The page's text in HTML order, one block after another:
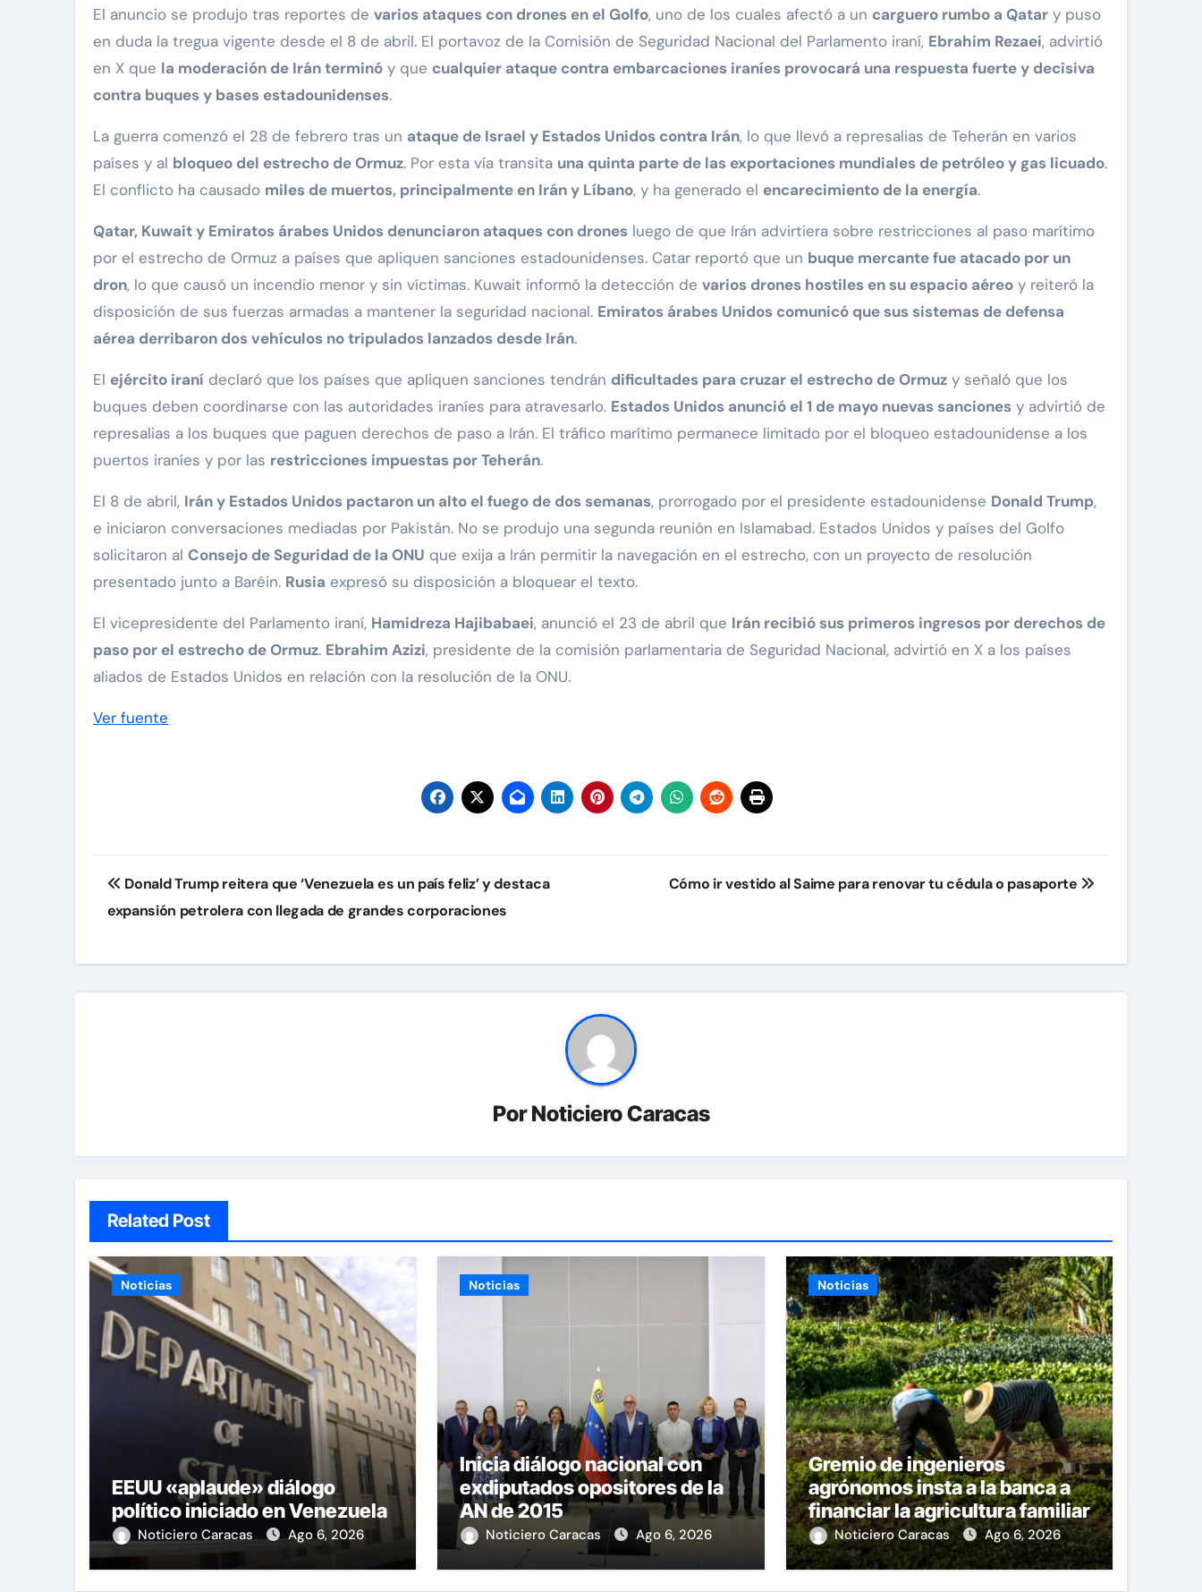
El anuncio se produjo tras reportes de varios ataques con drones en el Golfo, uno de los cuales afectó a un carguero rumbo a Qatar y puso
en duda la tregua vigente desde el 8 de abril. El portavoz de la Comisión de Seguridad Nacional del Parlamento iraní, Ebrahim Rezaei, advirtió
en X que la moderación de Irán terminó y que cualquier ataque contra embarcaciones iraníes provocará una respuesta fuerte y decisiva
contra buques y bases estadounidenses.
La guerra comenzó el 28 de febrero tras un ataque de Israel y Estados Unidos contra Irán, lo que llevó a represalias de Teherán en varios
países y al bloqueo del estrecho de Ormuz. Por esta vía transita una quinta parte de las exportaciones mundiales de petróleo y gas licuado.
El conflicto ha causado miles de muertos, principalmente en Irán y Líbano, y ha generado el encarecimiento de la energía.
Qatar, Kuwait y Emiratos árabes Unidos denunciaron ataques con drones luego de que Irán advirtiera sobre restricciones al paso marítimo
por el estrecho de Ormuz a países que apliquen sanciones estadounidenses. Catar reportó que un buque mercante fue atacado por un
dron, lo que causó un incendio menor y sin víctimas. Kuwait informó la detección de varios drones hostiles en su espacio aéreo y reiteró la
disposición de sus fuerzas armadas a mantener la seguridad nacional. Emiratos árabes Unidos comunicó que sus sistemas de defensa
aérea derribaron dos vehículos no tripulados lanzados desde Irán.
El ejército iraní declaró que los países que apliquen sanciones tendrán dificultades para cruzar el estrecho de Ormuz y señaló que los
buques deben coordinarse con las autoridades iraníes para atravesarlo. Estados Unidos anunció el 1 de mayo nuevas sanciones y advirtió de
represalias a los buques que paguen derechos de paso a Irán. El tráfico marítimo permanece limitado por el bloqueo estadounidense a los
puertos iraníes y por las restricciones impuestas por Teherán.
El 8 de abril, Irán y Estados Unidos pactaron un alto el fuego de dos semanas, prorrogado por el presidente estadounidense Donald Trump,
e iniciaron conversaciones mediadas por Pakistán. No se produjo una segunda reunión en Islamabad. Estados Unidos y países del Golfo
solicitaron al Consejo de Seguridad de la ONU que exija a Irán permitir la navegación en el estrecho, con un proyecto de resolución
presentado junto a Baréin. Rusia expresó su disposición a bloquear el texto.
El vicepresidente del Parlamento iraní, Hamidreza Hajibabaei, anunció el 23 de abril que Irán recibió sus primeros ingresos por derechos de
paso por el estrecho de Ormuz. Ebrahim Azizi, presidente de la comisión parlamentaria de Seguridad Nacional, advirtió en X a los países
aliados de Estados Unidos en relación con la resolución de la ONU.
Ver fuente
Navegación
de
Donald Trump reitera que ‘Venezuela es un país feliz’ y destaca
expansión petrolera con llegada de grandes corporaciones
Cómo ir vestido al Saime para renovar tu cédula o pasaporte
PorNoticiero Caracas
Related Post
Noticias
EEUU «aplaude» diálogo
político iniciado en Venezuela
Noticiero Caracas Ago 6, 2026
Noticias
Inicia diálogo nacional con
exdiputados opositores de la
AN de 2015
Noticiero Caracas Ago 6, 2026
Noticias
Gremio de ingenieros
agrónomos insta a la banca a
financiar la agricultura familiar
Noticiero Caracas Ago 6, 2026